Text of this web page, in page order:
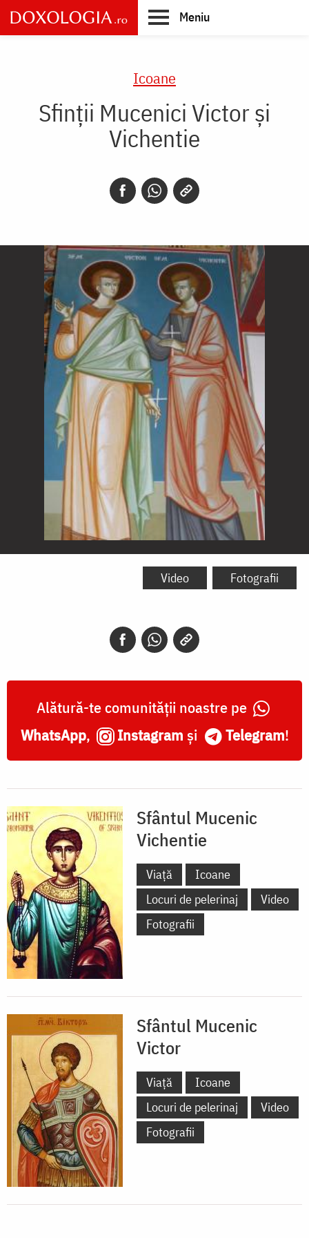
Skip
to
main
Meniu
Icoane
Sfinții Mucenici Victor și
Vichentie
Sfinții
Video Fotografii
Alătură-te comunității noastre pe
WhatsApp, Instagram și Telegram!
Sfântul Mucenic
Vichentie
Viață
Icoane
Locuri de pelerinaj
Video
Fotografii
Sfântul Mucenic
Victor
Viață
Icoane
Locuri de pelerinaj
Video
Fotografii